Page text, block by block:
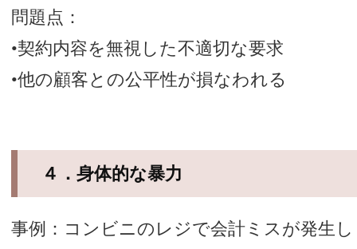
問題点：
•契約内容を無視した不適切な要求
•他の顧客との公平性が損なわれる
４．身体的な暴力
事例：コンビニのレジで会計ミスが発生し